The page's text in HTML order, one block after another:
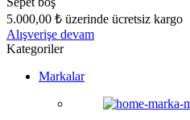
5.000,00 ₺ üzerinde ücretsiz kargo
Alışverişe devam
Kategoriler
Markalar